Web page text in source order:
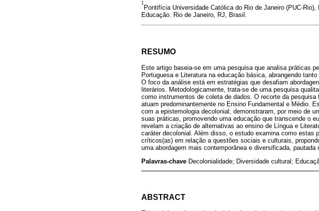
1
Pontifícia Universidade Católica do Rio de Janeiro (PUC-
Educação. Rio de Janeiro, RJ, Brasil.
RESUMO
Este artigo baseia-se em uma pesquisa que analisa práticas
Portuguesa e Literatura na educação básica, abrangendo
O foco da análise está em estratégias que desafiam
literários. Metodologicamente, trata-se de uma pesquisa
como instrumentos de coleta de dados. O recorte da
atuam predominantemente no Ensino Fundamental e Médio.
com a epistemologia decolonial, demonstraram, por meio de
suas práticas, promovendo uma educação que transcende o
revelam a criação de alternativas ao ensino de Língua e
caráter decolonial. Além disso, o estudo examina como
críticos(as) em relação a questões sociais e culturais,
uma abordagem mais contemporânea e diversificada, pautada
Palavras-chave Decolonialidade; Diversidade cultural;
ABSTRACT